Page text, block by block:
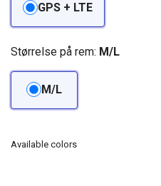
GPS + LTE
Størrelse på rem: M/L
M/L
Available colors